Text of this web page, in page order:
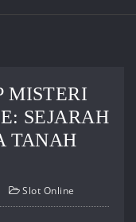
MISTERI
SEJARAH
TANAH
Slot Online